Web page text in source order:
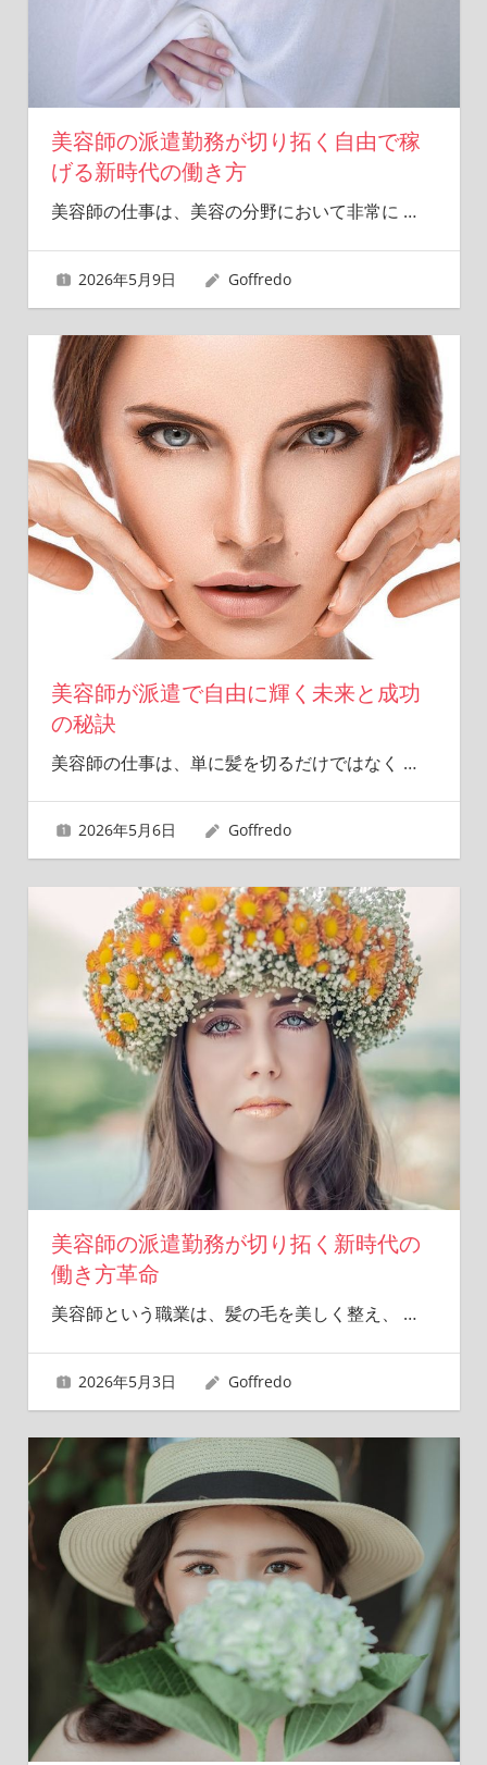
美容師の派遣勤務が切り拓く自由で稼
げる新時代の働き方
美容師の仕事は、美容の分野において非常に …
2026年5月9日 Goffredo
美容師が派遣で自由に輝く未来と成功
の秘訣
美容師の仕事は、単に髪を切るだけではなく …
2026年5月6日 Goffredo
美容師の派遣勤務が切り拓く新時代の
働き方革命
美容師という職業は、髪の毛を美しく整え、 …
2026年5月3日 Goffredo